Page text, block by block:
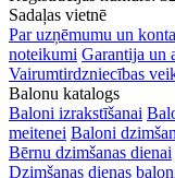
Sadaļas vietnē
Par uzņēmumu un
noteikumi Garantija un
Vairumtirdzniecības
Balonu katalogs
Baloni izrakstīšanai
meitenei Baloni
Bērnu dzimšanas dienai
Dzimšanas dienas